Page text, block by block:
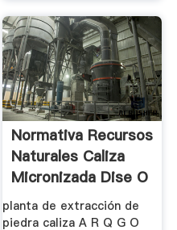
Normativa Recursos
Naturales Caliza
Micronizada Dise O
...
planta de extracción de
piedra caliza A R Q G O